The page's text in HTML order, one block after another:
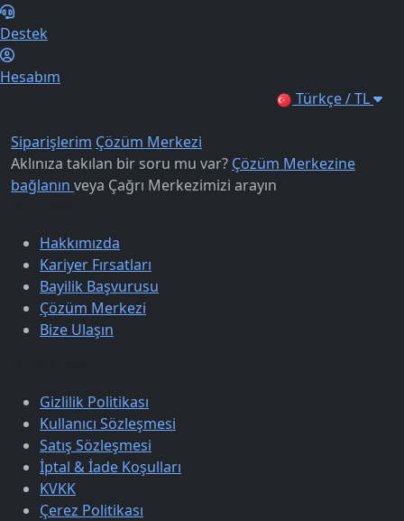
Destek
Hesabım
Türkçe / TL
Siparişlerim Çözüm Merkezi
Aklınıza takılan bir soru mu var? Çözüm Merkezine
bağlanın veya Çağrı Merkezimizi arayın
Hakkımızda
Kariyer Fırsatları
Bayilik Başvurusu
Çözüm Merkezi
Bize Ulaşın
Gizlilik Politikası
Kullanıcı Sözleşmesi
Satış Sözleşmesi
İptal & İade Koşulları
KVKK
Çerez Politikası